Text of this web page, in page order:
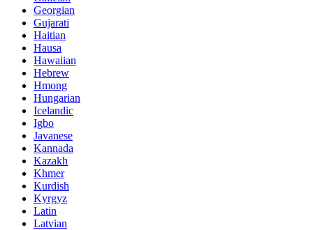
Georgian
Gujarati
Haitian
Hausa
Hawaiian
Hebrew
Hmong
Hungarian
Icelandic
Igbo
Javanese
Kannada
Kazakh
Khmer
Kurdish
Kyrgyz
Latin
Latvian